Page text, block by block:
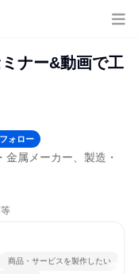
ナー&動画で工
ォロー
属メーカー、製造・
商品・サービスを製作したい